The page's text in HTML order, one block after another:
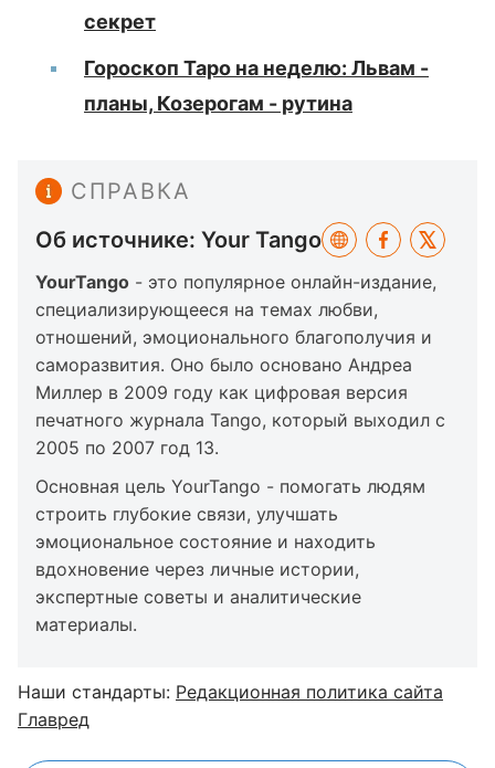
секрет
Гороскоп Таро на неделю: Львам -
планы, Козерогам - рутина
СПРАВКА
Об источнике: Your Tango
YourTango - это популярное онлайн-издание,
специализирующееся на темах любви,
отношений, эмоционального благополучия и
саморазвития. Оно было основано Андреа
Миллер в 2009 году как цифровая версия
печатного журнала Tango, который выходил с
2005 по 2007 год 13.
Основная цель YourTango - помогать людям
строить глубокие связи, улучшать
эмоциональное состояние и находить
вдохновение через личные истории,
экспертные советы и аналитические
материалы.
Наши стандарты: Редакционная политика сайта
Главред